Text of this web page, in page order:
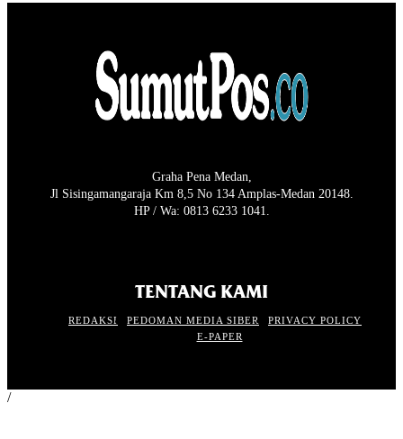
Graha Pena Medan,
Jl Sisingamangaraja Km 8,5 No 134 Amplas-Medan 20148.
HP / Wa: 0813 6233 1041.
TENTANG KAMI
REDAKSI PEDOMAN MEDIA SIBER
PRIVACY POLICY
E-PAPER
/